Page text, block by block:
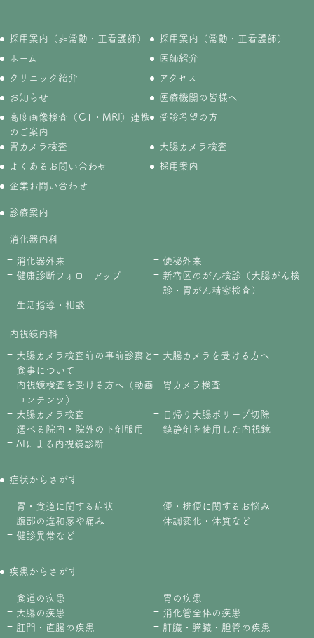
採用案内（非常勤・正看護師）
採用案内（常勤・正看護師）
ホーム
医師紹介
クリニック紹介
アクセス
お知らせ
医療機関の皆様へ
高度画像検査（CT・MRI）連携
のご案内
受診希望の方
胃カメラ検査
大腸カメラ検査
よくあるお問い合わせ
採用案内
企業お問い合わせ
診療案内
消化器内科
消化器外来
便秘外来
健康診断フォローアップ
新宿区のがん検診（大腸がん検
診・胃がん精密検査）
生活指導・相談
内視鏡内科
大腸カメラ検査前の事前診察と
食事について
大腸カメラを受ける方へ
内視鏡検査を受ける方へ（動画
コンテンツ）
胃カメラ検査
大腸カメラ検査
日帰り大腸ポリープ切除
選べる院内・院外の下剤服用
鎮静剤を使用した内視鏡
AIによる内視鏡診断
症状からさがす
胃・食道に関する症状
便・排便に関するお悩み
腹部の違和感や痛み
体調変化・体質など
健診異常など
疾患からさがす
食道の疾患
胃の疾患
大腸の疾患
消化管全体の疾患
肛門・直腸の疾患
肝臓・膵臓・胆管の疾患